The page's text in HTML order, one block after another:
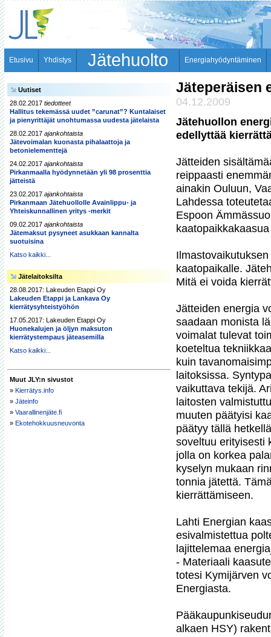
Etusivu Yhdistys Jätehuolto Energiahyödyntäminen
Uutiset
28.02.2017 tiedotteet
Hallitus tekemässä uudet ”carunat”? Kuntalaiset
ja pienyrittäjät unohtumassa uudesta jätelaista
28.02.2017 ajankohtaista
Jätevoimalan kuonasta pihalaattoja ja
betonielementtejä
24.02.2017 ajankohtaista
Pirkanmaalla hyödynnetään yli 98 prosenttia
jätteistä
23.02.2017 ajankohtaista
Pirkanmaan Jätehuollolle Avainlippu- ja
Yhteiskunnallinen yritys -merkit
09.02.2017 ajankohtaista
Jätemaksut pysyneet asukkaan kannalta
suotuisina
Katso kaikki...
Jätelaitoksilta
28.08.2017: Lakeuden Etappi Oy
Lakeuden Etappi ja Lankava Oy
kierrätysyhteistyöhön
17.05.2017: Lakeuden Etappi Oy
Huonekalujen ja öljyn maksuton
kierrätystempaus jäteasemilla
Katso kaikki...
Muut JLY:n sivustot
» Kierrätys.info
» Jäteinfo
» Vaarallinenjäte.fi
» Ekotehokkuusneuvonta
Jäteperäisen
04.12.2009
Jätehuollon
edellyttää
Jätteiden
reippaasti
ainakin Ouluun,
Lahdessa
Espoon
kaatopaikalle.
Mitä ei voida
Jätteiden energia
saadaan monista
voimalat tulevat
koeteltua
kuin
laitoksissa.
vaikuttava tekijä.
laitosten
muuten päätyisi
päätyy tällä
soveltuu erityisesti
jolla on korkea
kyselyn mukaan
tonnia jätettä.
kierrättämiseen.
Lahti Energian
esivalmistettua
lajittelemaa
- Materiaali
totesi Kymijärven
Energiasta.
alkaen HSY)